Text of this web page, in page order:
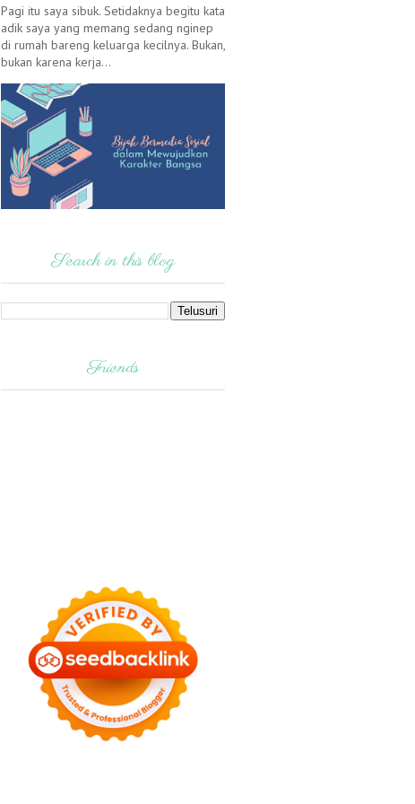
Pagi itu saya sibuk. Setidaknya begitu kata
adik saya yang memang sedang nginep
di rumah bareng keluarga kecilnya. Bukan,
bukan karena kerja...
Search in this blog
Friends